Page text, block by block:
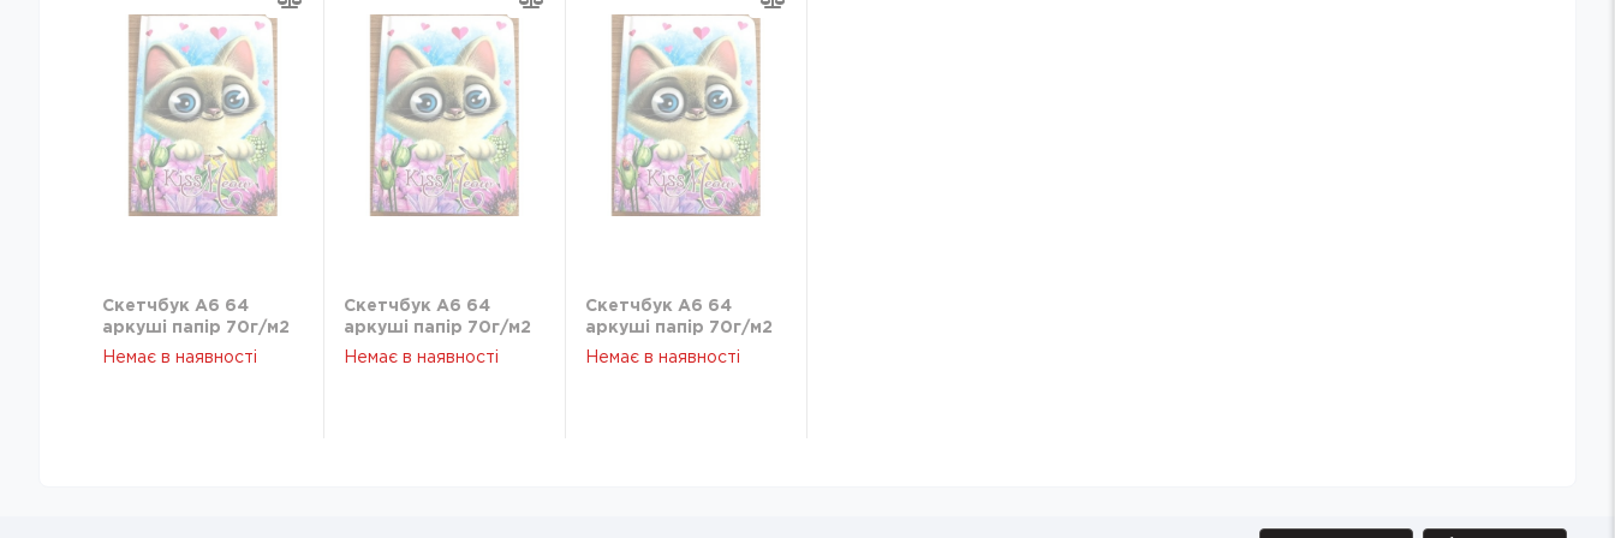
Скетчбук A6 64
аркуші папiр 70г/м2
кольору айворi 9418
Немає в наявності
Скетчбук A6 64
аркуші папiр 70г/м2
кольору айворi 9418
Немає в наявності
Скетчбук A6 64
аркуші папiр 70г/м2
кольору айворi 9418
Немає в наявності